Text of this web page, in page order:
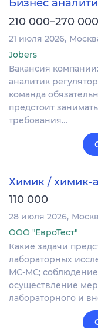
Бизнес
210 000–270 000
21 июля 2026
Jobers
Вакансия
аналитик
команда
предстоит
требования…
Химик / химик-
110 000
28 июля 2026
ООО "ЕвроТест"
Какие задачи
лабораторных
МС-МС; соблюдение
осуществление
лабораторного и